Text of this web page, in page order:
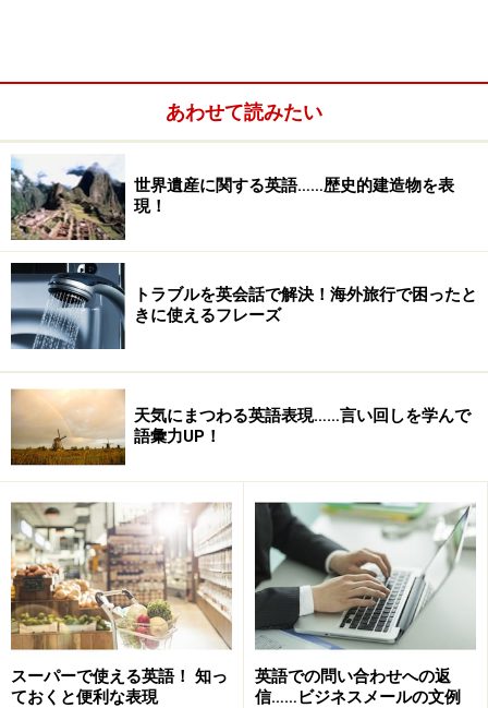
この他にも、次の文のように、英語がそこまで得意では
ないことを伝える文を加えても良いですね！
2. I'm a beginning learner of English.
（英語初心者なんです。）
もう一度繰り返して欲しい時
何度も繰り返し聞くのは気が引けますが、それでもわか
るふりをしてずっと聞き続けると、結局話を振られたと
あわせて読みたい
世界遺産に関する英語……歴史的建造物を表
現！
トラブルを英会話で解決！海外旅行で困ったと
きに使えるフレーズ
天気にまつわる英語表現……言い回しを学んで
語彙力UP！
スーパーで使える英語！ 知っ
ておくと便利な表現
英語での問い合わせへの返
信……ビジネスメールの文例